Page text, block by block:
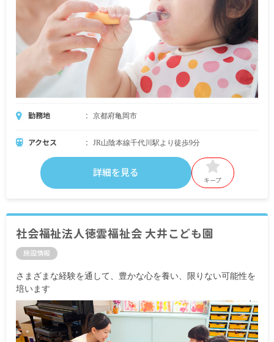
勤務地 京都府亀岡市
アクセス JR山陰本線千代川駅より徒歩9分
詳細を見る
キープ
社会福祉法人徳雲福祉会 大井こども園
施設情報
さまざまな経験を通して、豊かな心を養い、限りない可能性を
培います